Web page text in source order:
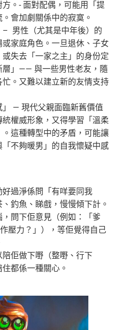
。- 面對配偶，可能用「提
會加劇關係中的寂寞。
– 男性（尤其是中年後）的
家庭角色。一旦退休、子女
失去「一家之主」的身份定
層」—— 與一些男性老友，隨
。又難以建立新的友情支持
」 — 現代父親面臨新舊價值
權威形象，又得學習「溫柔
這種轉型中的矛盾，可能讓
不夠暖男」的自我懷疑中感
過淨係問「有咩要同我
釣魚、睇戲，慢慢傾下計。
問下佢意見（例如：「爹
壓力？」），等佢覺得自己
佢做下嘢（整嘢、行下
都係一種關心。